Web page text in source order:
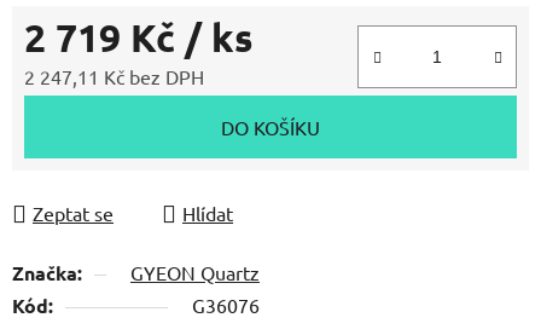
2 719 Kč / ks
2 247,11 Kč bez DPH
DO KOŠÍKU
Zeptat se Hlídat
Značka: GYEON Quartz
Kód: G36076